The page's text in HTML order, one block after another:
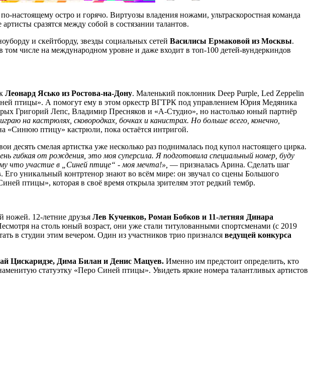
настоящему остро и горячо. Виртуозы владения ножами, ультраскоростная команда
сразятся между собой в состязании талантов.
и скейтборду, звезды социальных сетей Василисы Ермаковой из Москвы.
том числе на международном уровне и даже входит в топ-100 детей-вундеркиндов
Леонард Ясько из Ростова-на-Дону. Маленький поклонник Deep Purple, Led Zeppelin
птицы». А помогут ему в этом оркестр ВГТРК под управлением Юрия Медяника
Григорий Лепс, Владимир Пресняков и «А-Студио», но настолько юный партнёр
на кастрюлях, сковородках, бочках и канистрах. Но больше всего, конечно,
«Синюю птицу» кастрюли, пока остаётся интригой.
десять смелая артистка уже несколько раз поднималась под купол настоящего цирка.
гибкая от рождения, это моя суперсила. Я подготовила специальный номер, буду
что участие в „Синей птице“ - моя мечта!», — призналась Арина. Сделать шаг
. Его уникальный контртенор знают во всём мире: он звучал со сцены Большого
птицы», которая в своё время открыла зрителям этот редкий тембр.
ножей. 12-летние друзья Лев Кученков, Роман Бобков и 11-летняя Динара
на столь юный возраст, они уже стали титулованными спортсменами (с 2019
в студии этим вечером. Один из участников трио признался ведущей конкурса
Цискаридзе, Дима Билан и Денис Мацуев. Именно им предстоит определить, кто
статуэтку «Перо Синей птицы». Увидеть яркие номера талантливых артистов